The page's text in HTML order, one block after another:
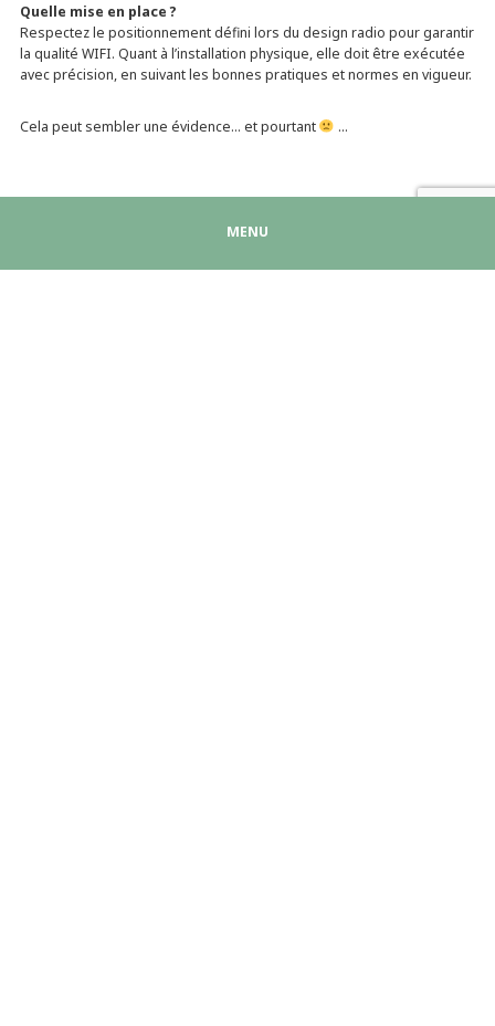
MENU
Quelle mise en place ?
Respectez le positionnement défini lors du design radio pour garantir
la qualité WIFI. Quant à l’installation physique, elle doit être exécutée
avec précision, en suivant les bonnes pratiques et normes en vigueur.
Cela peut sembler une évidence… et pourtant …